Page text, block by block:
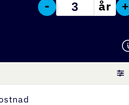
- år +